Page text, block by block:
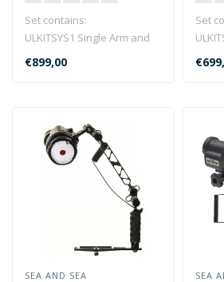
Set contains:
ULKITSYS1 Single Arm and
Tray set for YS-Mounting
09130 PHOTO VI..
€899,00
Set
Tray
SEA AND SEA SEA